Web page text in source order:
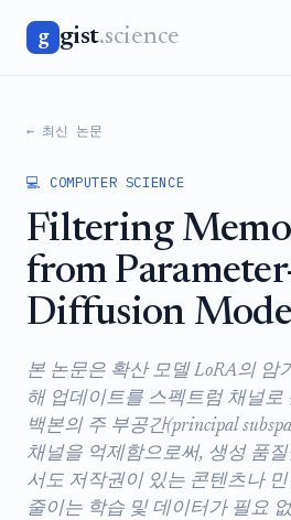
g gist.science
← 최신 논문
💻 COMPUTER SCIENCE
Filtering
from
Diffusion
본 논문은 확산 모델 LoRA의 암
해 업데이트를 스펙트럼 채널로
백본의 주 부공간(principal
채널을 억제함으로써, 생성 품
서도 저작권이 있는 콘텐츠나
줄이는 학습 및 데이터가 필요